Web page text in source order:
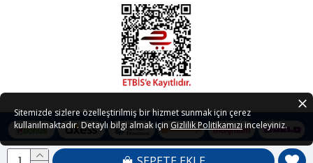
Sitemizde sizlere özelleştirilmiş bir hizmet sunmak için çerez
kullanılmaktadır. Detaylı bilgi almak için Gizlilik Politikamızı inceleyiniz.